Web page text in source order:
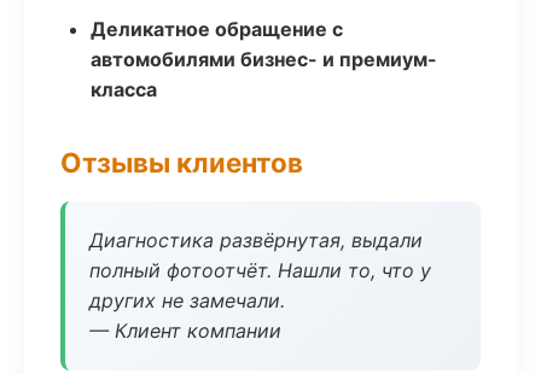
Деликатное обращение с
автомобилями бизнес- и премиум-
класса
Отзывы клиентов
Диагностика развёрнутая, выдали
полный фотоотчёт. Нашли то, что у
других не замечали.
— Клиент компании